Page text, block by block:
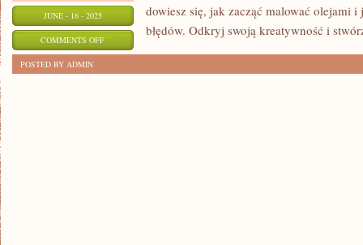
JUNE - 16 - 2025
COMMENTS OFFON
dowiesz się, jak zacząć malować olejami
błędów. Odkryj swoją kreatywność i
POSTED BY ADMIN